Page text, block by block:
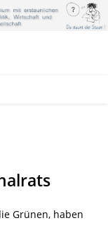
Grünen, haben